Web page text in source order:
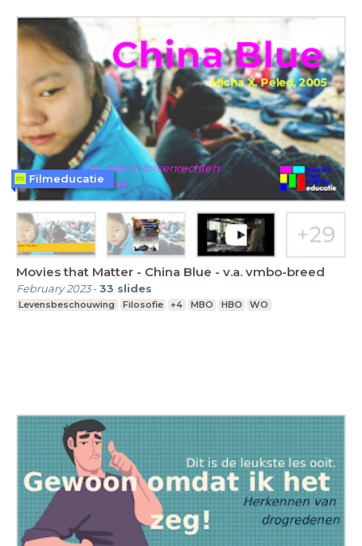
Movies that Matter - China Blue - v.a. vmbo-breed
February 2023-33 slides
Levensbeschouwing Filosofie +4 MBO HBO WO
Filmeducatie